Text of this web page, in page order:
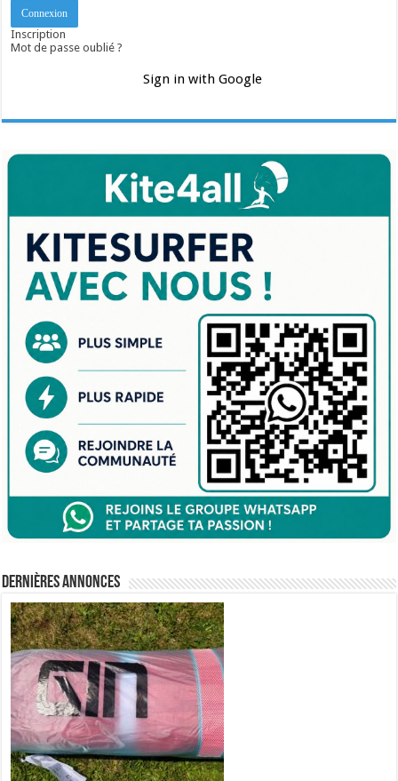
Inscription
Mot de passe oublié ?
Sign in with Google
Dernières annonces